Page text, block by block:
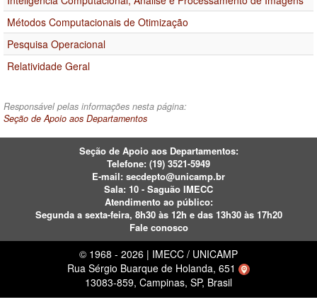
Métodos Computacionais de Otimização
Pesquisa Operacional
Relatividade Geral
Responsável pelas informações nesta página:
Seção de Apoio aos Departamentos
Seção de Apoio aos Departamentos:
Telefone: (19) 3521-5949
E-mail: secdepto@unicamp.br
Sala: 10 - Saguão IMECC
Atendimento ao público:
Segunda a sexta-feira, 8h30 às 12h e das 13h30 às 17h20
Fale conosco
© 1968 - 2026 | IMECC / UNICAMP
Rua Sérgio Buarque de Holanda, 651
13083-859, Campinas, SP, Brasil